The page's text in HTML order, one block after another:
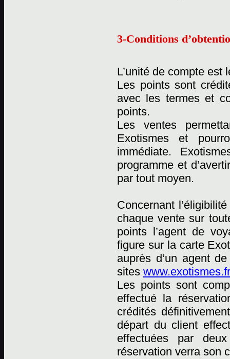
3-Conditions
L’unité de compte est
Les points sont
avec les termes et
points.
Les ventes
Exotismes et
immédiate.
programme et
par tout moyen.
Concernant
chaque vente sur
points l’agent de
figure sur la carte
auprès d’un agent
sites
Les points sont
effectué la
crédités
départ du client
effectuées par
réservation verra son